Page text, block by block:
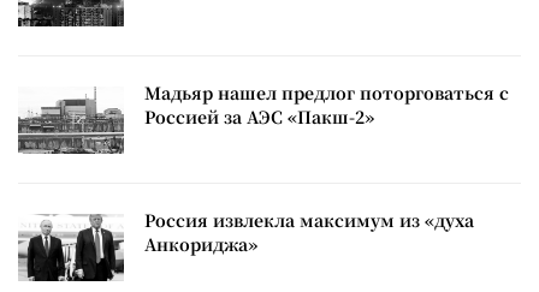
Мадьяр нашел предлог поторговаться с
Россией за АЭС «Пакш-2»
Россия извлекла максимум из «духа
Анкориджа»